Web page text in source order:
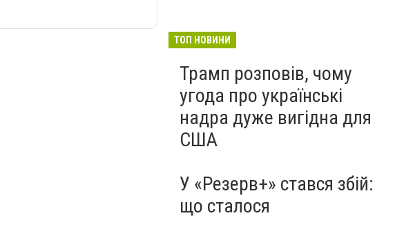
тривалого стресу: які
симптоми не варто
списувати на втому
НОВИНИ КОМПАНІЙ
4 серпня
ТОП НОВИНИ
Трамп розповів, чому
угода про українські
надра дуже вигідна для
США
У «Резерв+» стався збій:
що сталося